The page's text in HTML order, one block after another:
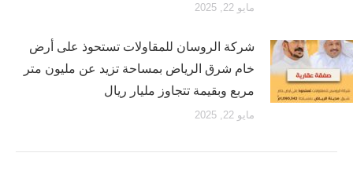
مايو 22, 2025
شركة الروسان للمقاولات تستحوذ على أرض
خام شرق الرياض بمساحة تزيد عن مليون متر
مربع وبقيمة تتجاوز مليار ريال
مايو 22, 2025